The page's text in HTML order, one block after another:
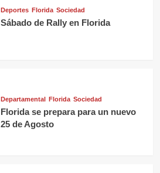
Deportes Florida Sociedad
Sábado de Rally en Florida
Departamental Florida Sociedad
Florida se prepara para un nuevo
25 de Agosto